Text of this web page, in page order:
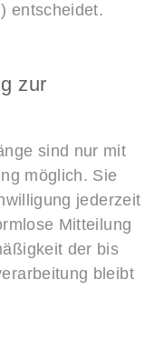
entscheidet.
zur
sind nur mit
möglich. Sie
jederzeit
Mitteilung
der bis
bleibt